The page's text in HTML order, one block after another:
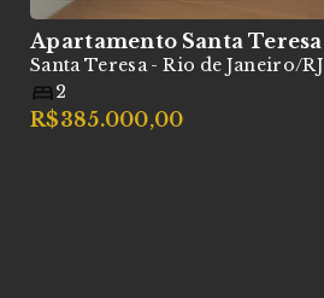
Apartamento Santa Teresa
Santa Teresa - Rio de Janeiro/RJ
2
R$385.000,00